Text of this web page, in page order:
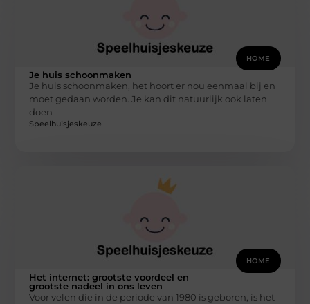
HOME
Je huis schoonmaken
Je huis schoonmaken, het hoort er nou eenmaal bij en
moet gedaan worden. Je kan dit natuurlijk ook laten
doen
Speelhuisjeskeuze
HOME
Het internet: grootste voordeel en
grootste nadeel in ons leven
Voor velen die in de periode van 1980 is geboren, is het